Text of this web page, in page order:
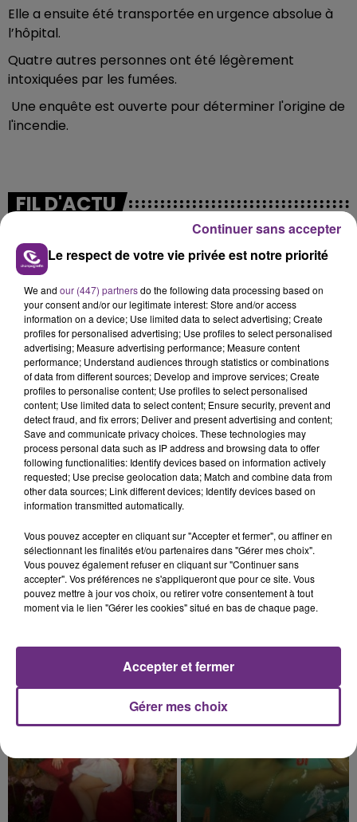
Elle a ensuite été transportée en urgence absolue à
l’hôpital.
Quatre autres personnes ont été légèrement
intoxiquées par les fumées.
Une enquête est ouverte pour déterminer l'origine de
l'incendie.
FIL D'ACTU
7 août 2026
LA CENTRALE NUCLÉAIRE DE CHOOZ
TOUJOURS À L'ARRÊT
Cela fait déjà une semaine que la centrale
nucléaire ardennaise est à l'arrêt. Une situation
justifiée par la sécheresse intense qui est toujours
présente.
7 août 2026
LE MAGASIN JOUÉCLUB DE REIMS FERME
SES PORTES
C'était l'une des institutions du centre-ville
fermer ses portes.
TITRES DIFFUSÉS
19h06
19h06
Le respect de votre vie privée est notre priorité
We and our (447) partnersdo the following data processing based on
your consent and/or our legitimate interest: Store and/or access
information on a device; Use limited data to select advertising; Create
profiles for personalised advertising; Use profiles to select personalised
advertising; Measure advertising performance; Measure content
performance; Understand audiences through statistics or combinations
of data from different sources; Develop and improve services; Create
profiles to personalise content; Use profiles to select personalised
content; Use limited data to select content; Ensure security, prevent and
detect fraud, and fix errors; Deliver and present advertising and content;
Save and communicate privacy choices. These technologies may
process personal data such as IP address and browsing data to offer
following functionalities: Identify devices based on information actively
requested; Use precise geolocation data; Match and combine data from
other data sources; Link different devices; Identify devices based on
information transmitted automatically.
Vous pouvez accepter en cliquant sur "Accepter et fermer", ou affiner en
sélectionnant les finalités et/ou partenaires dans "Gérer mes choix".
Vous pouvez également refuser en cliquant sur "Continuer sans
accepter". Vos préférences ne s'appliqueront que pour ce site. Vous
pouvez mettre à jour vos choix, ou retirer votre consentement à tout
moment via le lien "Gérer les cookies" situé en bas de chaque page.
Gérer mes choix
Accepter et fermer
Continuer sans accepter